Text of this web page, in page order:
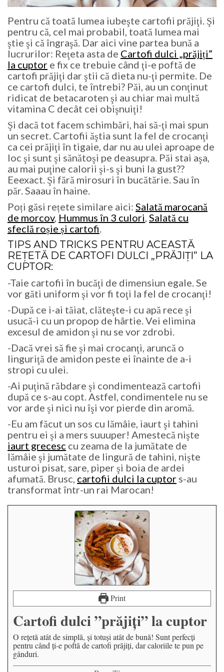
Pentru că toată lumea iubeşte cartofii prăjiţi. Şi
pentru că, cel mai probabil, toată lumea mai
ştie şi că îngraşă. Dar aici vine partea bună a
lucrurilor: Reţeta asta de Cartofi dulci „prăjiți”
la cuptor e fix ce trebuie când ţi-e poftă de
cartofi prăjiţi dar ştii că dieta nu-ţi permite. De
ce cartofi dulci, te întrebi? Păi, au un conţinut
ridicat de betacaroten şi au chiar mai multă
vitamina C decât cei obişnuiţi!
Şi dacă tot facem schimbări, hai să-ţi mai spun
un secret. Cartofii ăştia sunt la fel de crocanţi
ca cei prăjiţi în tigaie, dar nu au ulei aproape de
loc şi sunt şi sănătoşi pe deasupra. Păi stai aşa,
au mai puţine calorii şi-s şi buni la gust??
Eeexact. Şi fără mirosuri în bucătărie. Sau în
păr. Saaau în haine.
Poți găsi rețete similare aici: Salată marocană
de morcov, Hummus în 3 culori Salată cu
sfeclă roșie și cartofi
TIPS AND TRICKS PENTRU ACEASTĂ
REŢETĂ DE CARTOFI DULCI „PRĂJIȚI” LA
CUPTOR:
-Taie cartofii în bucăţi de dimensiun egale. Se
vor găti uniform şi vor fi toţi la fel de crocanţi!
-După ce i-ai tăiat, clăteşte-i cu apă rece şi
usucă-i cu un propop de hârtie. Vei elimina
excesul de amidon şi nu se vor zdrobi.
-Dacă vrei să fie şi mai crocanţi, aruncă o
linguriţă de amidon peste ei înainte de a-i
stropi cu ulei.
-Ai puţină răbdare şi condimentează cartofii
după ce s-au copt. Astfel, condimentele nu se
vor arde şi nici nu îşi vor pierde din aromă.
-Eu am făcut un sos cu lămâie, iaurt şi tahini
pentru ei şi a mers suuuper! Amestecă nişte
iaurt grecesc cu zeama de la jumătate de
lămâie şi jumătate de lingură de tahini, nişte
usturoi pisat, sare, piper şi boia de ardei
afumată. Brusc, cartofii dulci la cuptor s-au
transformat într-un rai Marocan!
Print
Cartofi dulci ”prăjiți” la cuptor
O reţetă atât de simplă, şi totuşi atât de bună! Sunt perfecţi
pentru când ţi-e poftă de cartofi prăjiţi, dar caloriile te pun pe
gânduri.